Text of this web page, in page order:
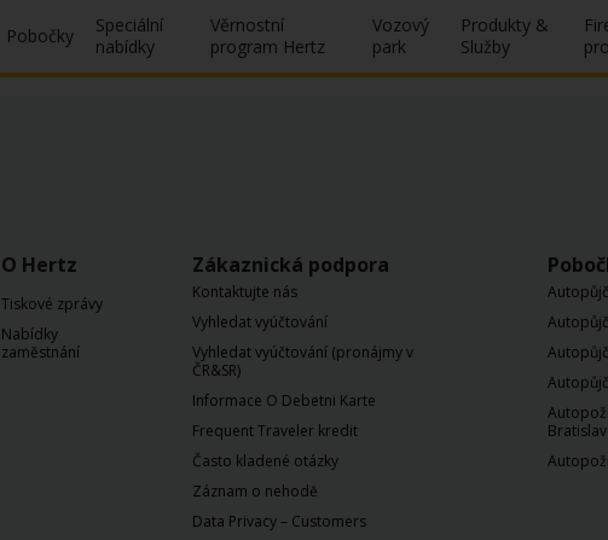
Pobočky
Speciální
nabídky
Věrnostní
program Hertz
Vozový
park
Produkty &
Služby
O Hertz
Tiskové zprávy
Nabídky
zaměstnání
Zákaznická podpora
Kontaktujte nás
Vyhledat vyúčtování
Vyhledat vyúčtování (pronájmy v
ČR&SR)
Informace O Debetni Karte
Frequent Traveler kredit
Často kladené otázky
Záznam o nehodĕ
Data Privacy – Customers